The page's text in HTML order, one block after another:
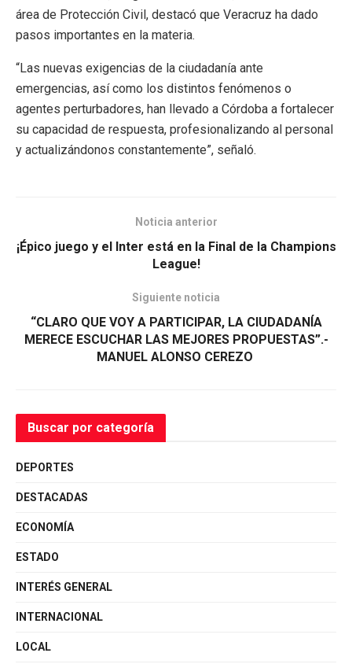
área de Protección Civil, destacó que Veracruz ha dado
pasos importantes en la materia.
“Las nuevas exigencias de la ciudadanía ante
emergencias, así como los distintos fenómenos o
agentes perturbadores, han llevado a Córdoba a fortalecer
su capacidad de respuesta, profesionalizando al personal
y actualizándonos constantemente”, señaló.
Noticia anterior
¡Épico juego y el Inter está en la Final de la Champions
League!
Siguiente noticia
“CLARO QUE VOY A PARTICIPAR, LA CIUDADANÍA
MERECE ESCUCHAR LAS MEJORES PROPUESTAS”.-
MANUEL ALONSO CEREZO
Buscar por categoría
DEPORTES
DESTACADAS
ECONOMÍA
ESTADO
INTERÉS GENERAL
INTERNACIONAL
LOCAL